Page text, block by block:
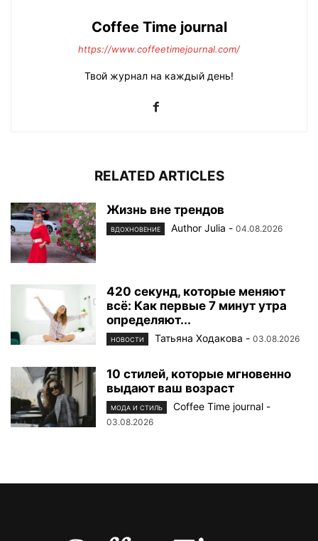
Coffee Time journal
https://www.coffeetimejournal.com/
Твой журнал на каждый день!
RELATED ARTICLES
Жизнь вне трендов
ВДОХНОВЕНИЕ Author Julia - 04.08.2026
420 секунд, которые меняют
всё: Как первые 7 минут утра
определяют...
НОВОСТИ Татьяна Ходакова - 03.08.2026
10 стилей, которые мгновенно
выдают ваш возраст
МОДА И СТИЛЬ Coffee Time journal -
03.08.2026